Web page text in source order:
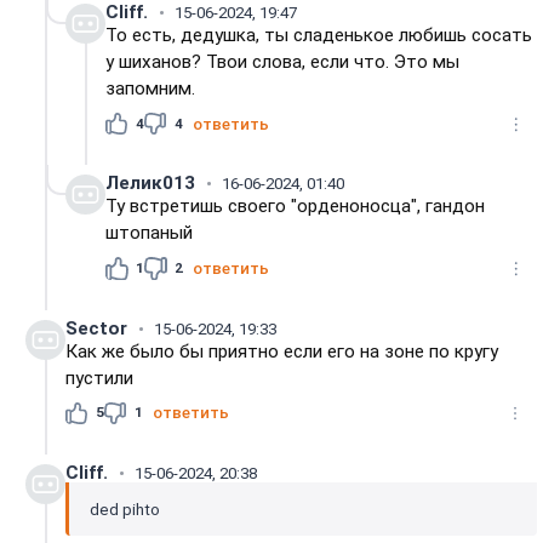
Cliff. 15-06-2024, 19:47
То есть, дедушка, ты сладенькое любишь сосать
у шиханов? Твои слова, если что. Это мы
запомним.
4 4 ответить
Лелик013 16-06-2024, 01:40
Ту встретишь своего "орденоносца", гандон
штопаный
1 2 ответить
Sector 15-06-2024, 19:33
Как же было бы приятно если его на зоне по кругу
пустили
5 1 ответить
Cliff.
15-06-2024, 20:38
ded pihto